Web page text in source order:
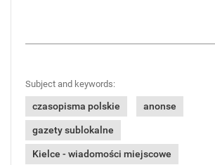
Subject and keywords:
czasopisma polskie anonse
gazety sublokalne
Kielce - wiadomości miejscowe